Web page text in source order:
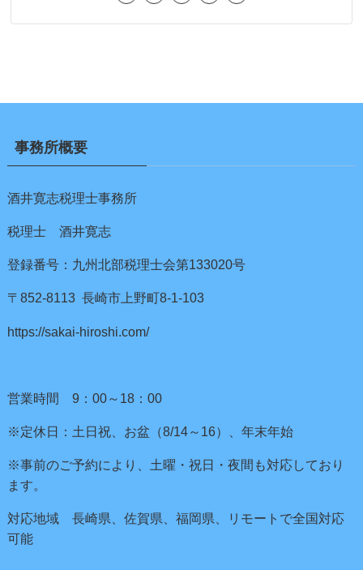
事務所概要
酒井寛志税理士事務所
税理士 酒井寛志
登録番号：九州北部税理士会第133020号
〒852-8113 長崎市上野町8-1-103
https://sakai-hiroshi.com/
営業時間 9：00～18：00
※定休日：土日祝、お盆（8/14～16）、年末年始
※事前のご予約により、土曜・祝日・夜間も対応しており
ます。
対応地域 長崎県、佐賀県、福岡県、リモートで全国対応
可能